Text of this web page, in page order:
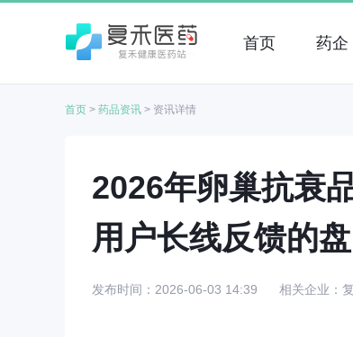
首页 药企
首页 > 药品资讯 > 资讯详情
2026年卵巢抗衰
用户长线反馈的
发布时间：2026-06-03 14:39 相关企业：